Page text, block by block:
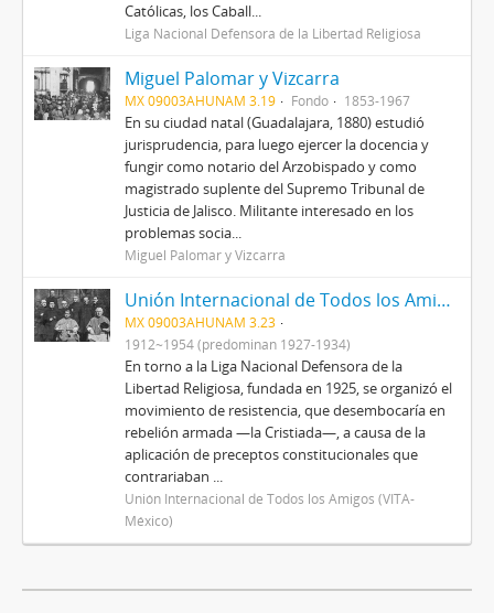
Católicas, los Caball...
Liga Nacional Defensora de la Libertad Religiosa
Miguel Palomar y Vizcarra
MX 09003AHUNAM 3.19 Fondo 1853-1967
En su ciudad natal (Guadalajara, 1880) estudió
jurisprudencia, para luego ejercer la docencia y
fungir como notario del Arzobispado y como
magistrado suplente del Supremo Tribunal de
Justicia de Jalisco. Militante interesado en los
problemas socia...
Miguel Palomar y Vizcarra
Unión Internacional de Todos los Amigos (VITA-México)
MX 09003AHUNAM 3.23
1912~1954 (predominan 1927-1934)
En torno a la Liga Nacional Defensora de la
Libertad Religiosa, fundada en 1925, se organizó el
movimiento de resistencia, que desembocaría en
rebelión armada —la Cristiada—, a causa de la
aplicación de preceptos constitucionales que
contrariaban ...
Unión Internacional de Todos los Amigos (VITA-
México)